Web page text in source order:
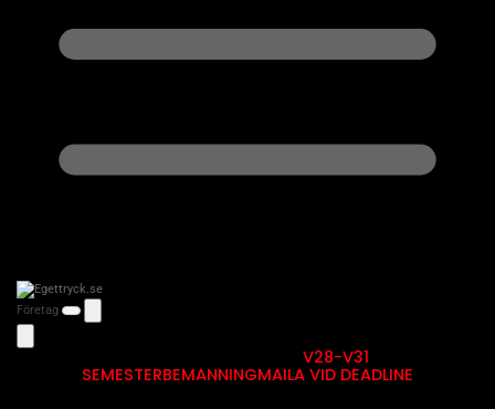
Företag
SEMESTERBEMANNING
V28-V31
MAILA VID DEADLINE